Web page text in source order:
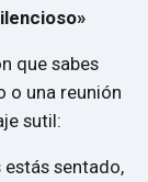
que sabes
o una reunión
sutil:
estás sentado,